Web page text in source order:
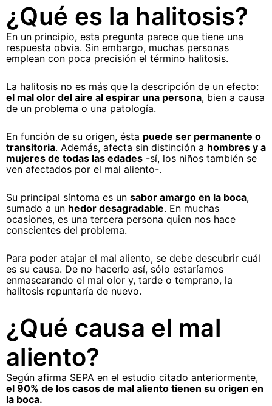
¿Qué es la halitosis?
En un principio, esta pregunta parece que tiene una
respuesta obvia. Sin embargo, muchas personas
emplean con poca precisión el término halitosis.
La halitosis no es más que la descripción de un efecto:
el mal olor del aire al espirar una persona, bien a causa
de un problema o una patología.
En función de su origen, ésta puede ser permanente o
transitoria. Además, afecta sin distinción a hombres y a
mujeres de todas las edades -sí, los niños también se
ven afectados por el mal aliento-.
Su principal síntoma es un sabor amargo en la boca,
sumado a un hedor desagradable. En muchas
ocasiones, es una tercera persona quien nos hace
conscientes del problema.
Para poder atajar el mal aliento, se debe descubrir cuál
es su causa. De no hacerlo así, sólo estaríamos
enmascarando el mal olor y, tarde o temprano, la
halitosis repuntaría de nuevo.
¿Qué causa el mal
aliento?
Según afirma SEPA en el estudio citado anteriormente,
el 90% de los casos de mal aliento tienen su origen en
la boca.